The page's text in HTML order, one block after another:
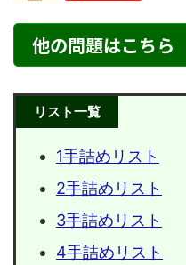
他の問題はこちら
リスト一覧
1手詰めリスト
2手詰めリスト
3手詰めリスト
4手詰めリスト